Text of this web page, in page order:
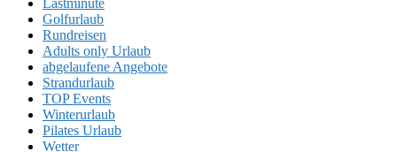
Lastminute
Golfurlaub
Rundreisen
Adults only Urlaub
abgelaufene Angebote
Strandurlaub
TOP Events
Winterurlaub
Pilates Urlaub
Wetter